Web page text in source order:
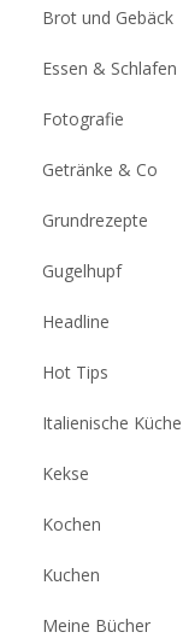
Brot und Gebäck
Essen & Schlafen
Fotografie
Getränke & Co
Grundrezepte
Gugelhupf
Headline
Hot Tips
Italienische Küche
Kekse
Kochen
Kuchen
Meine Bücher